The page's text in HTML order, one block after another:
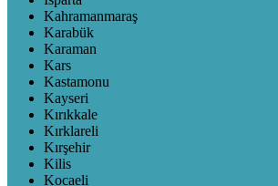
Kahramanmaraş
Karabük
Karaman
Kars
Kastamonu
Kayseri
Kırıkkale
Kırklareli
Kırşehir
Kilis
Kocaeli